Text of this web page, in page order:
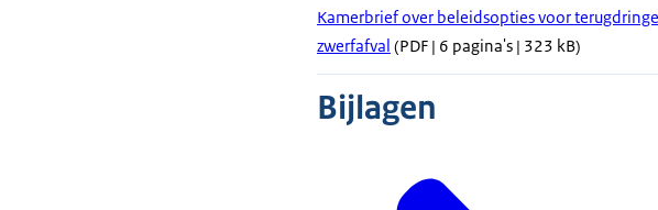
Kamerbrief over beleidsopties voor
zwerfafval (PDF | 6 pagina's | 323 kB)
Bijlagen